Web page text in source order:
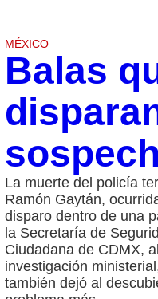
MÉXICO
Balas
La muerte del policía
Ramón Gaytán,
disparo dentro de una
la Secretaría de
Ciudadana de CDMX,
investigación
también dejó al